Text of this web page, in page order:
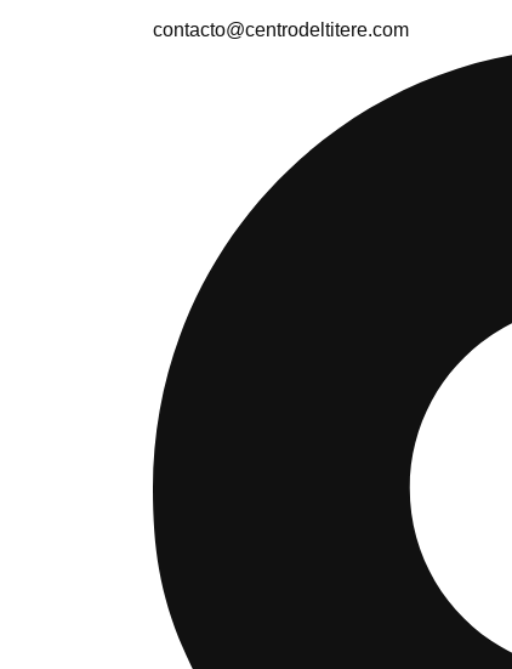
contacto@centrodeltitere.com